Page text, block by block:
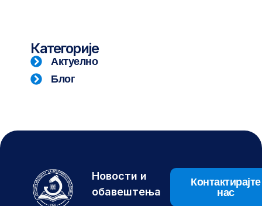
Категорије
Актуелно
Блог
Новости и
обавештења
Контактирајте
нас